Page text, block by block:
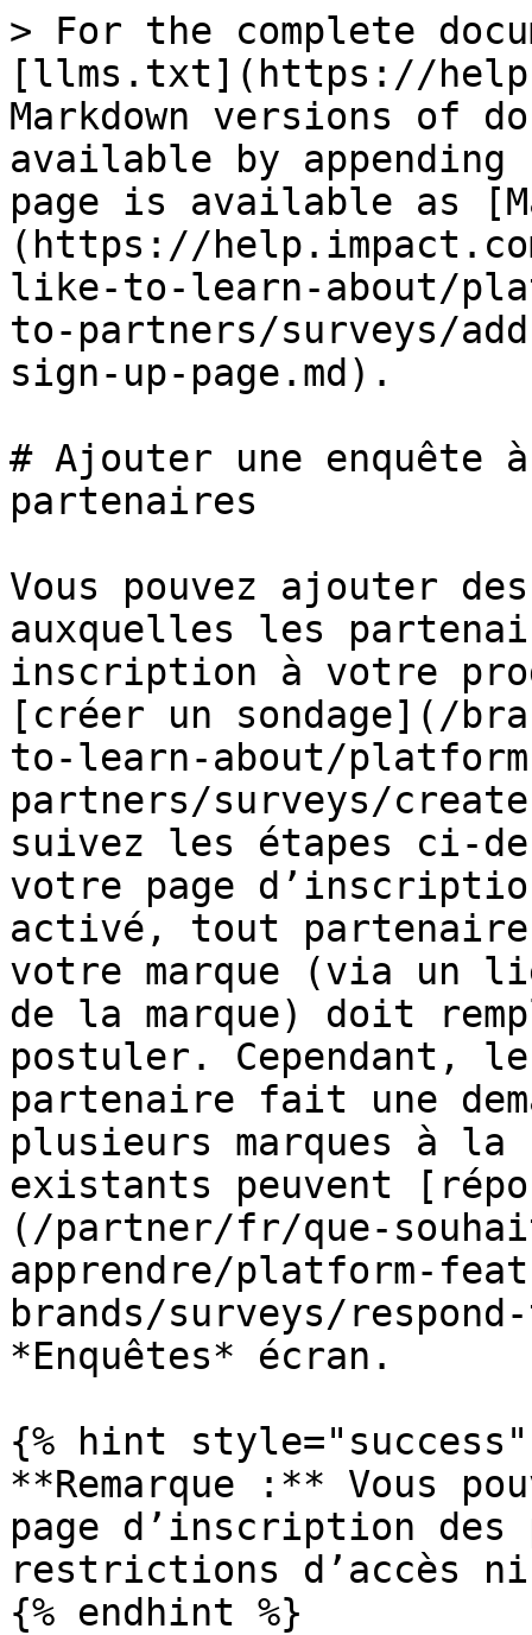
> For the complete
[llms.txt](https://
Markdown versions of
available by
page is available as
(https://
like-to-learn-about/
to-partners/surveys/
sign-up-page.md).
# Ajouter une enquête
partenaires
Vous pouvez ajouter
auxquelles les
inscription à votre
[créer un sondage](/
to-learn-about/
partners/surveys/
suivez les étapes ci-
votre page
activé, tout
votre marque (via un
de la marque) doit
postuler. Cependant,
partenaire fait une
plusieurs marques à
existants peuvent
(/partner/fr/que-
apprendre/platform-
brands/surveys/
*Enquêtes* écran.
{% hint style="success"
**Remarque :** Vous
page d’inscription des
restrictions d’accès
{% endhint %}